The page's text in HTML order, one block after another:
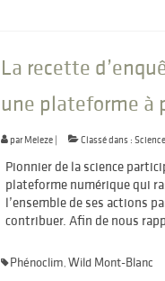
La recette
une plateforme à
parMeleze| Classé dans :
Pionnier de la science
plateforme numérique qui
l’ensemble de ses actions
contribuer. Afin de nous
Phénoclim, Wild Mont-Blanc